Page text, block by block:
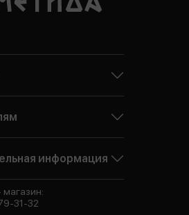
информация
магазин:
31-32